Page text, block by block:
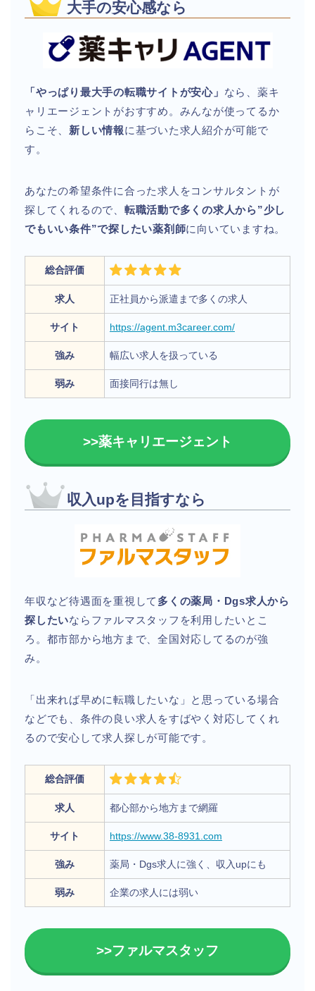
大手の安心感なら
「やっぱり最大手の転職サイトが安心」 なら、薬キ
ャリエージェントがおすすめ。みんなが使ってるか
らこそ、 新しい情報に基づいた求人紹介が可能で
す。
あなたの希望条件に合った求人をコンサルタントが
探してくれるので、 転職活動で多くの求人から”少し
でもいい条件”で探したい薬剤師に向いていますね。
総合評価
求人 正社員から派遣まで多くの求人
サイト https://agent.m3career.com/
強み 幅広い求人を扱っている
弱み 面接同行は無し
>>薬キャリエージェント
収入upを目指すなら
年収など待遇面を重視して 多くの薬局・Dgs求人から
探したいならファルマスタッフを利用したいとこ
ろ。都市部から地方まで、全国対応してるのが強
み。
「出来れば早めに転職したいな」と思っている場合
などでも、条件の良い求人をすばやく対応してくれ
るので安心して求人探しが可能です。
総合評価
求人 都心部から地方まで網羅
サイト https://www.38-8931.com
強み 薬局・Dgs求人に強く、収入upにも
弱み 企業の求人には弱い
>>ファルマスタッフ